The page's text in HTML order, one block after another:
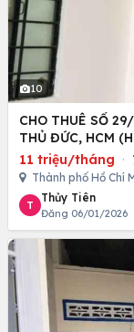
10
CHO THUÊ SỐ
THỦ ĐỨC, HCM
11 triệu/tháng ·
Thành phố Hồ Chí
T
Thủy Tiên
Đăng 06/01/2026